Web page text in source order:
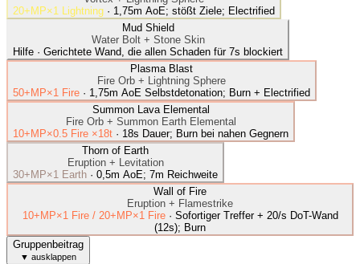
20+MP×1 Lightning · 1,75m AoE; stößt Ziele; Electrified
Mud Shield
Water Bolt+ Stone Skin
Hilfe · Gerichtete Wand, die allen Schaden für 7s blockiert
Plasma Blast
Fire Orb + Lightning Sphere
50+MP×1 Fire · 1,75m AoE Selbstdetonation; Burn + Electrified
Summon Lava Elemental
Fire Orb+ Summon Earth Elemental
10+MP×0.5 Fire ×18t · 18s Dauer; Burn bei nahen Gegnern
Thorn of Earth
Eruption+ Levitation
30+MP×1 Earth · 0,5m AoE; 7m Reichweite
Wall of Fire
Eruption + Flamestrike
10+MP×1 Fire / 20+MP×1 Fire· Sofortiger Treffer + 20/s DoT-Wand
(12s); Burn
Gruppenbeitrag
▼ ausklappen